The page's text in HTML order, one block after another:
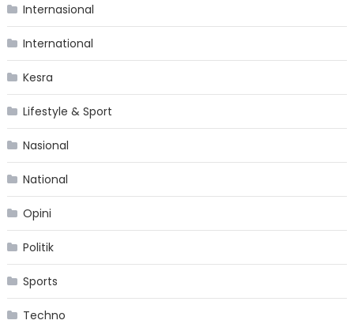
Internasional
International
Kesra
Lifestyle & Sport
Nasional
National
Opini
Politik
Sports
Techno